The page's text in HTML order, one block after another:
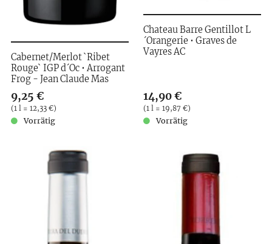
Cabernet/Merlot `Ribet
Rouge` IGP d´Oc • Arrogant
Frog - Jean Claude Mas
Verkaufspreis: 9,25 €
9,25 €
Preis pro (1 l = 12,33 €)
(1 l = 12,33 €)
Vorrätig
Chateau Barre Gentillot L
´Orangerie • Graves de
Vayres AC
Verkaufspreis: 14,90 €
14,90 €
Preis pro (1 l = 19,87 €)
(1 l = 19,87 €)
Vorrätig